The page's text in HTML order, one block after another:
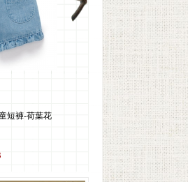
格紋背心裙-
Deux Filles有機棉嬰兒棉絨毯-紅藍
訂價：NT 1690
優惠價：NT 1183